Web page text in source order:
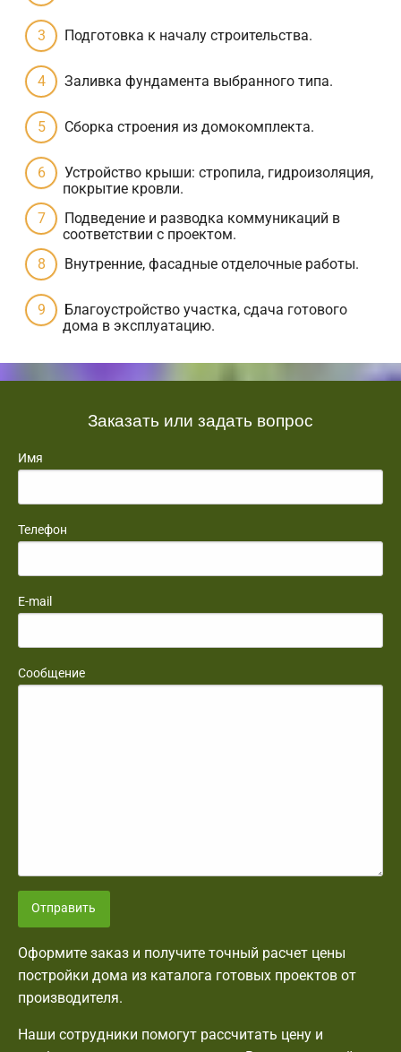
Подготовка к началу строительства.
Заливка фундамента выбранного типа.
Сборка строения из домокомплекта.
Устройство крыши: стропила, гидроизоляция,
покрытие кровли.
Подведение и разводка коммуникаций в
соответствии с проектом.
Внутренние, фасадные отделочные работы.
Благоустройство участка, сдача готового
дома в эксплуатацию.
Заказать или задать вопрос
Имя
Телефон
E-mail
Сообщение
Отправить
Оформите заказ и получите точный расчет цены
постройки дома из каталога готовых проектов от
производителя.
Наши сотрудники помогут рассчитать цену и